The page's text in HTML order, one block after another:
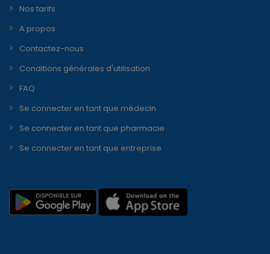
Nos tarifs
A propos
Contactez-nous
Conditions générales d'utilisation
FAQ
Se connecter en tant que médecin
Se connecter en tant que pharmacie
Se connecter en tant que entreprise